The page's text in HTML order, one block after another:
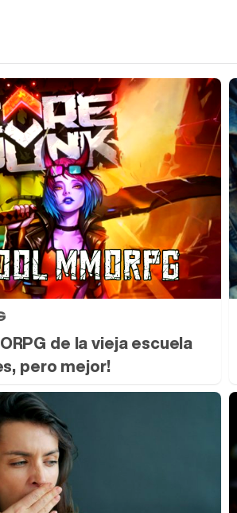
de la vieja escuela
pero mejor!